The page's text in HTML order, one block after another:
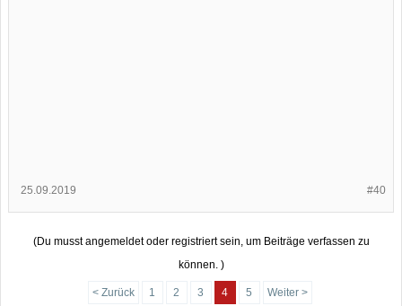
#40
25.09.2019
(Du musst angemeldet oder registriert sein, um Beiträge verfassen zu
können. )
< Zurück 1 2 3 4 5 Weiter >